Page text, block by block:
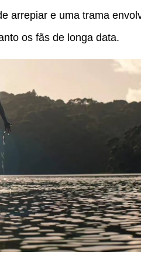
arrepiar e uma trama
os fãs de longa data.